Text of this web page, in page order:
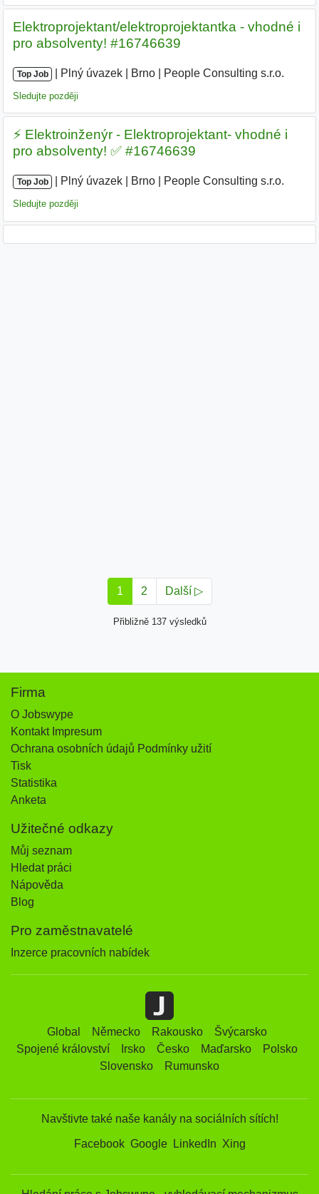
Elektroprojektant/elektroprojektantka - vhodné i
pro absolventy! #16746639
Top Job Plný úvazek Brno People Consulting s.r.o.
Sledujte později
⚡️ Elektroinženýr - Elektroprojektant- vhodné i
pro absolventy! ✅ #16746639
Top Job Plný úvazek Brno People Consulting s.r.o.
Sledujte později
1 2 Další ▷
Přibližně 137 výsledků
Firma
O Jobswype
Kontakt Impresum
Ochrana osobních údajů Podmínky užití
Tisk
Statistika
Anketa
Užitečné odkazy
Můj seznam
Hledat práci
Nápověda
Blog
Pro zaměstnavatelé
Inzerce pracovních nabídek
Global Německo Rakousko
Švýcarsko
Spojené království
Irsko Česko Maďarsko
Polsko
Slovensko
Rumunsko
Navštivte také naše kanály na sociálních sítích!
Facebook Google LinkedIn Xing